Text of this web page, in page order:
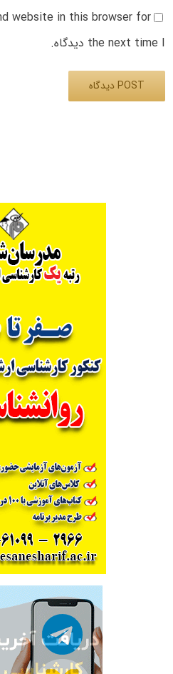
website in this browser for
the next time I دیدگاه.